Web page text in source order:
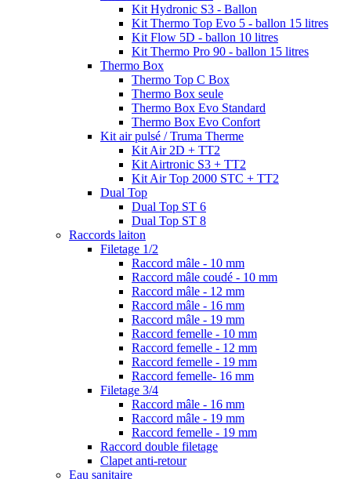
Kit Hydronic S3 - Ballon
Kit Thermo Top Evo 5 - ballon 15 litres
Kit Flow 5D - ballon 10 litres
Kit Thermo Pro 90 - ballon 15 litres
Thermo Box
Thermo Top C Box
Thermo Box seule
Thermo Box Evo Standard
Thermo Box Evo Confort
Kit air pulsé / Truma Therme
Kit Air 2D + TT2
Kit Airtronic S3 + TT2
Kit Air Top 2000 STC + TT2
Dual Top
Dual Top ST 6
Dual Top ST 8
Raccords laiton
Filetage 1/2
Raccord mâle - 10 mm
Raccord mâle coudé - 10 mm
Raccord mâle - 12 mm
Raccord mâle - 16 mm
Raccord mâle - 19 mm
Raccord femelle - 10 mm
Raccord femelle - 12 mm
Raccord femelle - 19 mm
Raccord femelle- 16 mm
Filetage 3/4
Raccord mâle - 16 mm
Raccord mâle - 19 mm
Raccord femelle - 19 mm
Raccord double filetage
Clapet anti-retour
Eau sanitaire